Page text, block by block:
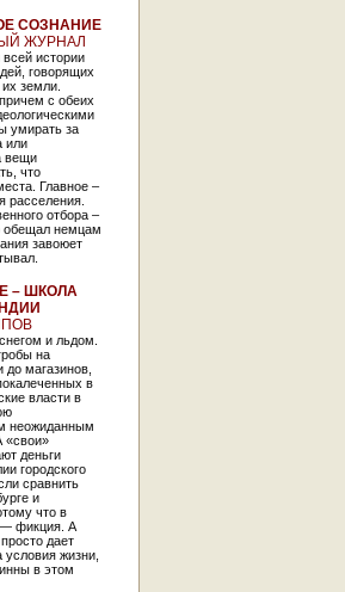
СОЗНАНИЕ
ЖУРНАЛ
истории
говорящих
земли.
с обеих
умирать за
или
вещи
что
Главное –
расселения.
отбора –
обещал немцам
завоюет
– ШКОЛА
и льдом.
на
до магазинов,
в
власти в
неожиданным
«свои»
деньги
городского
сравнить
и
что в
— фикция. А
дает
жизни,
в этом